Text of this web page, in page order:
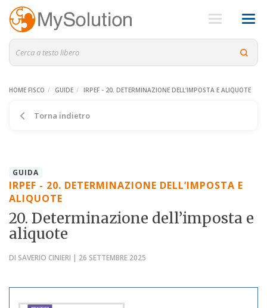
HOME FISCO GUIDE IRPEF - 20. DETERMINAZIONE DELL’IMPOSTA E ALIQUOTE
Torna indietro
GUIDA
IRPEF - 20. DETERMINAZIONE DELL’IMPOSTA E
ALIQUOTE
20. Determinazione dell’imposta e
aliquote
DI SAVERIO CINIERI | 26 SETTEMBRE 2025